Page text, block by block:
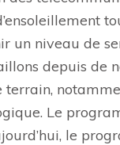
un niveau de
depuis de
terrain,
Le
le